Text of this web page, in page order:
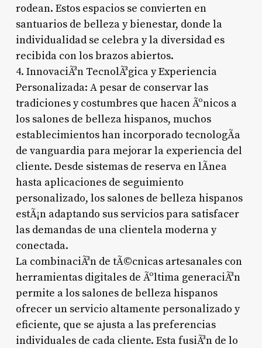
rodean. Estos espacios se convierten en
santuarios de belleza y bienestar, donde la
individualidad se celebra y la diversidad es
recibida con los brazos abiertos.
4. InnovaciÃ³n TecnolÃ³gica y Experiencia
Personalizada: A pesar de conservar las
tradiciones y costumbres que hacen Ãºnicos a
los salones de belleza hispanos, muchos
establecimientos han incorporado tecnologÃ­a
de vanguardia para mejorar la experiencia del
cliente. Desde sistemas de reserva en lÃ­nea
hasta aplicaciones de seguimiento
personalizado, los salones de belleza hispanos
estÃ¡n adaptando sus servicios para satisfacer
las demandas de una clientela moderna y
conectada.
La combinaciÃ³n de tÃ©cnicas artesanales con
herramientas digitales de Ãºltima generaciÃ³n
permite a los salones de belleza hispanos
ofrecer un servicio altamente personalizado y
eficiente, que se ajusta a las preferencias
individuales de cada cliente. Esta fusiÃ³n de lo